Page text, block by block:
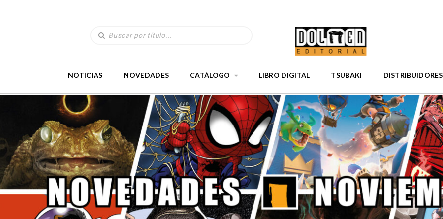
NOTICIAS NOVEDADES CATÁLOGO LIBRO DIGITAL TSUBAKI DISTRIBUIDORES